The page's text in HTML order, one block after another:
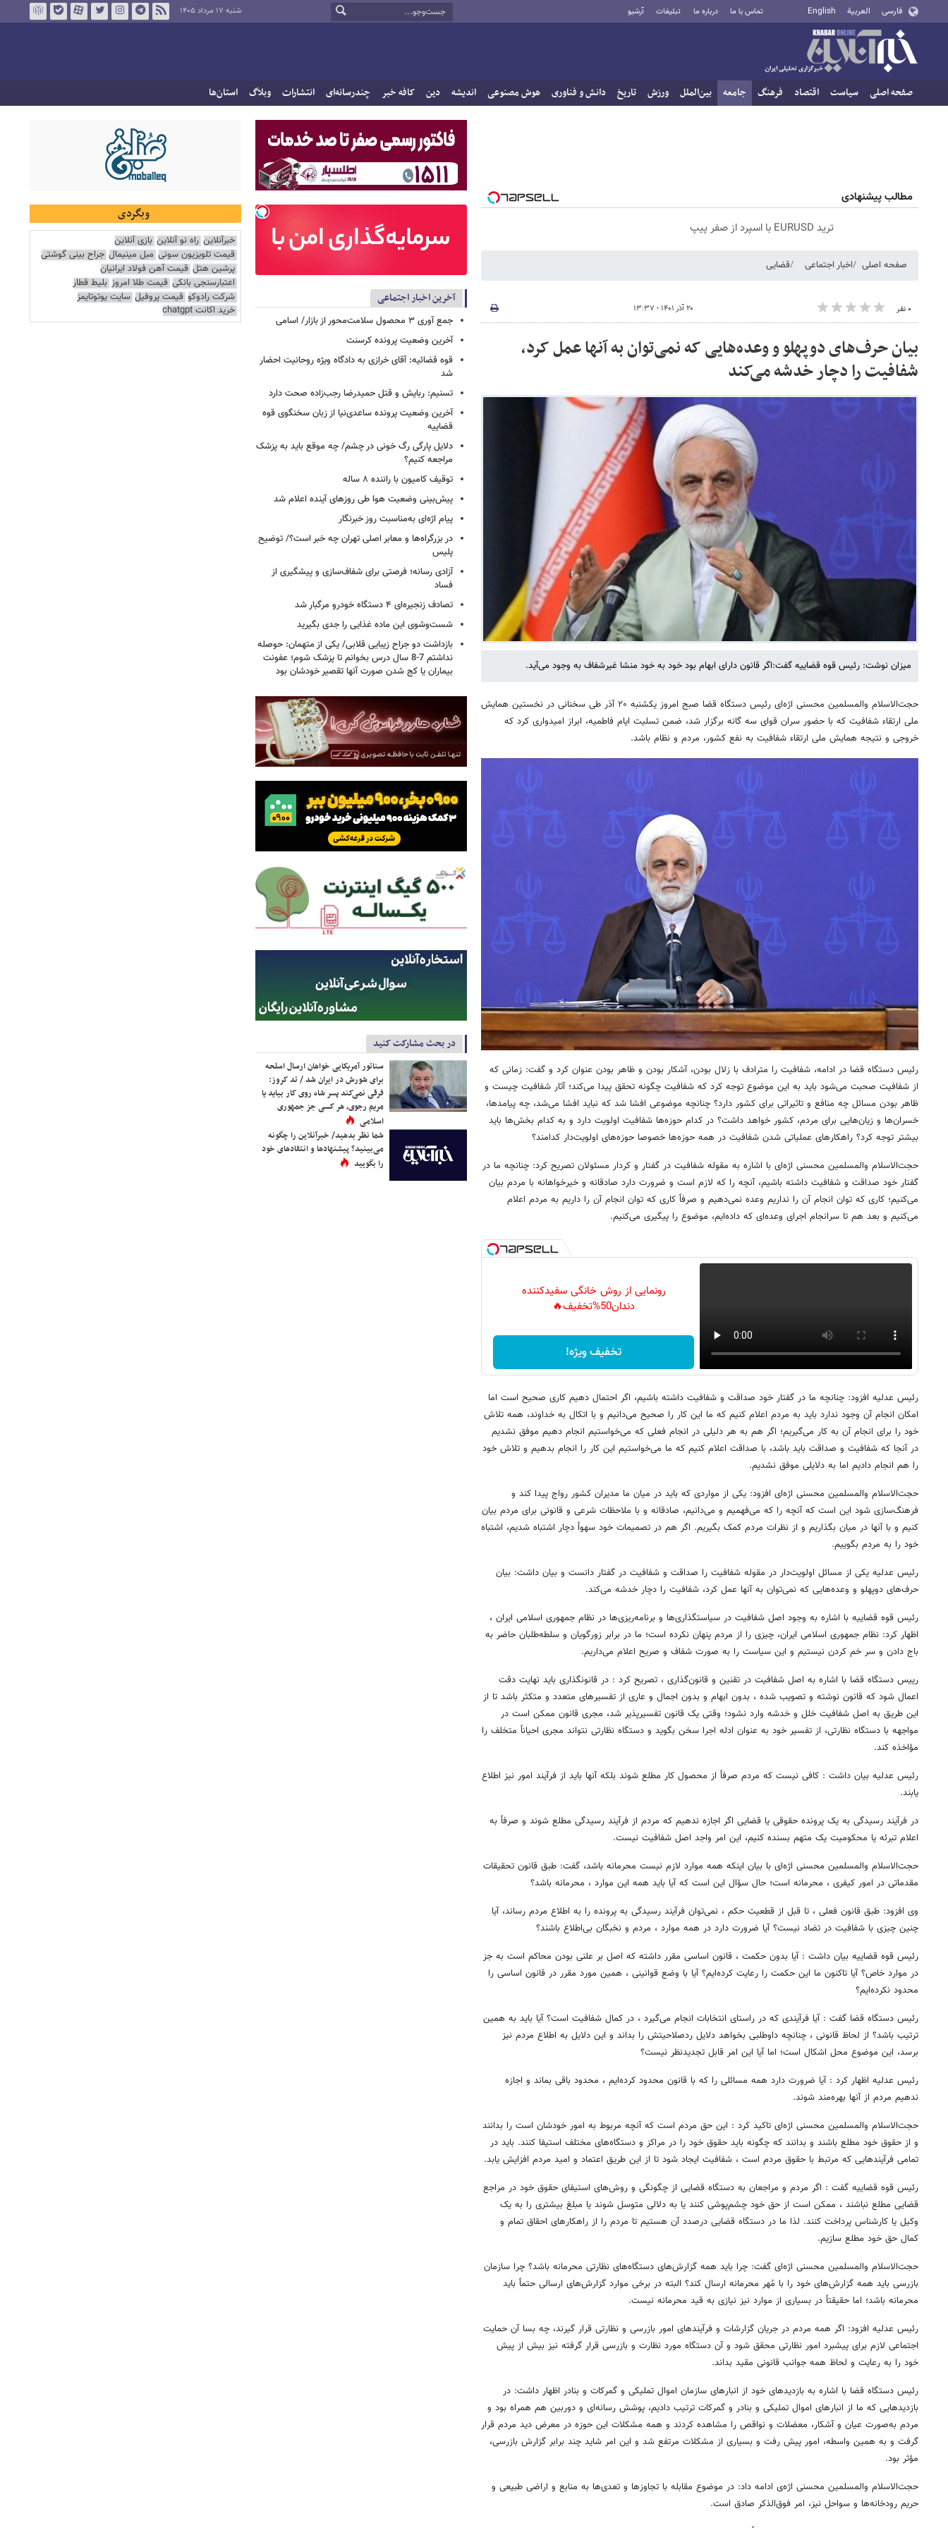
فارسی العربية English تماس با ما درباره ما تبلیغات آرشیو شنبه ۱۷ مرداد ۱۴۰۵
صفحه اصلی سیاست اقتصاد فرهنگ جامعه بین‌الملل ورزش تاریخ دانش و فناوری هوش مصنوعی اندیشه دین کافه خبر چندرسانه‌ای انتشارات وبلاگ استان‌ها
مطالب پیشنهادی
ترید EURUSD با اسپرد از صفر پیپ
صفحه اصلی اخبار اجتماعی قضایی
۰ نفر ۲۰ آذر ۱۴۰۱ - ۱۳:۳۷
بیان حرف‌های دوپهلو و وعده‌هایی که نمی‌توان به آنها عمل کرد،
شفافیت را دچار خدشه می‌کند
میزان نوشت: رئیس قوه قضاییه گفت:اگر قانون دارای ابهام بود خود به خود منشا غیرشفاف به وجود می‌آید.
حجت‌الاسلام والمسلمین محسنی اژه‌ای رئیس دستگاه قضا صبح امروز یکشنبه ۲۰ آذر طی سخنانی در نخستین همایش
ملی ارتقاء شفافیت که با حضور سران قوای سه گانه برگزار شد، ضمن تسلیت ایام فاطمیه، ابراز امیدواری کرد که
خروجی و نتیجه همایش ملی ارتقاء شفافیت به نفع کشور، مردم و نظام باشد.
رئیس دستگاه قضا در ادامه، شفافیت را مترادف با زلال بودن، آشکار بودن و ظاهر بودن عنوان کرد و گفت: زمانی که
از شفافیت صحبت می‌شود باید به این موضوع توجه کرد که شفافیت چگونه تحقق پیدا می‌کند؛ آثار شفافیت چیست و
ظاهر بودن مسائل چه منافع و تاثیراتی برای کشور دارد؟ چنانچه موضوعی افشا شد که نباید افشا می‌شد، چه پیامدها،
خسران‌ها و زیان‌هایی برای مردم، کشور خواهد داشت؟ در کدام حوزه‌ها شفافیت اولویت دارد و به کدام بخش‌ها باید
بیشتر توجه کرد؟ راهکارهای عملیاتی شدن شفافیت در همه حوزه‌ها خصوصا حوزه‌های اولویت‌دار کدامند؟
حجت‌الاسلام والمسلمین محسنی اژه‌ای با اشاره به مقوله شفافیت در گفتار و کردار مسئولان تصریح کرد: چنانچه ما در
گفتار خود صداقت و شفافیت داشته باشیم، آنچه‌ را که لازم است و ضرورت دارد صادقانه و خیرخواهانه با مردم بیان
می‌کنیم؛ کاری که توان انجام آن را نداریم وعده نمی‌دهیم و صرفاً کاری که توان انجام آن را داریم به مردم اعلام
می‌کنیم و بعد هم تا سرانجام اجرای وعده‌ای که داده‌ایم، موضوع را پیگیری می‌کنیم.
رونمایی از روش خانگی سفیدکننده
دندان50%تخفیف🔥
تخفیف ویژه!
رئیس عدلیه افزود: چنانچه ما در گفتار خود صداقت و شفافیت داشته باشیم، اگر احتمال دهیم کاری صحیح است اما
امکان انجام آن وجود ندارد باید به مردم اعلام‌ کنیم که ما این کار را صحیح می‌دانیم و با اتکال به خداوند، همه تلاش
خود را برای انجام آن به کار می‌گیریم؛ اگر هم به هر دلیلی در انجام فعلی که می‌خواستیم انجام دهیم موفق نشدیم
در آنجا که شفافیت و صداقت باید باشد، با صداقت اعلام کنیم که ما می‌خواستیم این کار را انجام بدهیم و تلاش خود
را هم انجام دادیم اما به دلایلی موفق نشدیم.
حجت‌الاسلام والمسلمین محسنی اژه‌ای افزود: یکی از مواردی که باید در میان ما مدیران کشور رواج‌ پیدا کند و
فرهنگ‌سازی شود این است که آنچه را که می‌فهمیم و می‌دانیم، صادقانه و با ملاحظات شرعی و قانونی برای مردم بیان
کنیم و با آنها در میان بگذاریم و از نظرات مردم کمک بگیریم. اگر هم در تصمیمات خود سهواً دچار اشتباه شدیم، اشتباه
خود را به مردم بگوییم.
رئیس عدلیه یکی از مسائل اولویت‌دار در مقوله شفافیت را صداقت و شفافیت در گفتار دانست و بیان داشت: بیان
حرف‌های دوپهلو و وعده‌هایی که نمی‌توان به آنها عمل کرد، شفافیت را دچار خدشه می‌کند.
رئیس قوه قضاییه با اشاره به وجود اصل شفافیت در سیاستگذاری‌ها و برنامه‌ریزی‌ها در نظام جمهوری اسلامی ایران ،
اظهار کرد: نظام جمهوری اسلامی ایران، چیزی را از مردم پنهان نکرده است؛ ما در برابر زورگویان و سلطه‌طلبان حاضر به
باج دادن و سر خم کردن نیستیم و این سیاست را به صورت شفاف و صریح اعلام می‌داریم.
رییس دستگاه قضا با اشاره به اصل شفافیت در تقنین و قانون‌گذاری ، تصریح کرد : در قانونگذاری باید نهایت دقت
اعمال شود که قانون نوشته و تصویب شده ، بدون ابهام و بدون اجمال و عاری از تفسیرهای متعدد و متکثر باشد تا از
این طریق به اصل شفافیت خلل و خدشه وارد نشود؛ وقتی یک قانون تفسیرپذیر شد، مجری قانون ممکن است در
مواجهه با دستگاه نظارتی، از تفسیر خود به عنوان ادله اجرا سخن بگوید و دستگاه نظارتی نتواند مجری احیاناً متخلف را
مؤاخذه کند.
رئیس عدلیه بیان داشت : کافی نیست که مردم صرفاً از محصول کار مطلع شوند بلکه آنها باید از فرآیند امور نیز اطلاع
یابند.
در فرآیند رسیدگی به یک پرونده حقوقی یا قضایی اگر اجازه ندهیم که مردم از فرآیند رسیدگی مطلع شوند و صرفاً به
اعلام تبرئه یا محکومیت یک متهم بسنده کنیم، این امر واجد اصل‌ شفافیت نیست.
حجت‌الاسلام والمسلمین محسنی اژه‌ای با بیان اینکه همه موارد لازم نیست محرمانه باشد، گفت: طبق قانون تحقیقات
مقدماتی در امور کیفری ، محرمانه است؛ حال سؤال این است که آیا باید همه این موارد ، محرمانه باشد؟
وی افزود: طبق قانون فعلی ، تا قبل از قطعیت حکم ، نمی‌توان فرآیند رسیدگی به پرونده را به اطلاع مردم رساند، آیا
چنین چیزی با شفافیت در تضاد نیست؟ آیا ضرورت دارد در همه موارد ، مردم و نخبگان بی‌اطلاع باشند؟
رئیس قوه قضاییه بیان داشت : آیا بدون حکمت ، قانون اساسی مقرر داشته که اصل بر علنی بودن محاکم است به جز
در موارد خاص؟ آیا تاکنون ما این حکمت را رعایت کرده‌ایم؟ آیا با وضع قوانینی ، همین مورد مقرر در قانون اساسی را
محدود نکرده‌ایم؟
رئیس دستگاه قضا گفت : آیا فرآیندی که در راستای انتخابات انجام می‌گیرد ، در کمال شفافیت است؟ آیا باید به همین
ترتیب باشد؟ از لحاظ قانونی ، چنانچه داوطلبی بخواهد دلایل ردصلاحیتش را بداند و این دلایل به اطلاع مردم نیز
برسد، این موضوع محل اشکال است؛ اما آیا این امر قابل تجدیدنظر نیست؟
رئیس عدلیه اظهار کرد : آیا ضرورت دارد همه مسائلی را که با قانون محدود کرده‌ایم ، محدود باقی بماند و اجازه
ندهیم مردم از آنها بهره‌مند شوند.
حجت‌الاسلام والمسلمین محسنی اژه‌ای تاکید کرد : این حق مردم است که آنچه مربوط به امور خودشان است را بدانند
و از حقوق خود مطلع باشند و بدانند که چگونه باید حقوق خود را در مراکز و دستگاه‌های مختلف استیفا کنند. باید در
تمامی فرآیندهایی که مرتبط با حقوق مردم است ، شفافیت ایجاد شود تا از این طریق اعتماد و امید مردم افزایش یابد.
رئیس قوه قضاییه گفت : اگر مردم و مراجعان به دستگاه قضایی از چگونگی و روش‌های استیفای حقوق خود در مراجع
قضایی مطلع نباشند ، ممکن است از حق خود چشم‌پوشی کنند یا به دلالی متوسل شوند یا مبلغ بیشتری را به یک
وکیل یا کارشناس پرداخت کنند. لذا ما در دستگاه قضایی درصدد آن هستیم تا مردم را از راهکارهای احقاق تمام و
کمال حق خود مطلع سازیم.
حجت‌الاسلام والمسلمین محسنی اژه‌ای گفت: چرا باید همه گزارش‌های دستگاه‌های نظارتی محرمانه باشد؟ چرا سازمان
بازرسی باید همه گزارش‌های خود را با مُهر محرمانه ارسال کند؟ البته در برخی موارد گزارش‌های ارسالی حتماً باید
محرمانه باشد؛ اما حقیقتاً در بسیاری از موارد نیز نیازی به قید محرمانه نیست.
رئیس عدلیه افزود: اگر همه مردم در جریان گزارشات و فرآیندهای امور بازرسی و نظارتی قرار گیرند، چه بسا آن حمایت
اجتماعی لازم برای پیشبرد امور نظارتی محقق شود و آن دستگاه مورد نظارت و بازرسی قرار گرفته نیز بیش از پیش
خود را به رعایت و لحاظ همه جوانب قانونی مقید بداند.
رئیس دستگاه قضا با اشاره به بازدیدهای خود از انبارهای سازمان اموال تملیکی و گمرکات و بنادر اظهار داشت: در
بازدیدهایی که ما از انبارهای اموال تملیکی و بنادر و گمرکات ترتیب دادیم، پوشش رسانه‌ای و دوربین هم همراه بود و
مردم به‌صورت عیان و آشکار، معضلات و نواقص را مشاهده کردند و همه مشکلات این حوزه در معرض دید مردم قرار
گرفت و به همین واسطه، امور پیش رفت و بسیاری از مشکلات مرتفع شد و این امر شاید چند برابر گزارش بازرسی،
مؤثر بود.
حجت‌الاسلام والمسلمین محسنی اژه‌ی ادامه داد: در موضوع مقابله با تجاوزها و تعدی‌ها به منابع و اراضی طبیعی و
حریم رودخانه‌ها و سواحل نیز، امر فوق‌الذکر صادق است.
آخرین اخبار اجتماعی
جمع آوری ۳ محصول سلامت‌محور از بازار/ اسامی
آخرین وضعیت پرونده کرسنت
قوه قضائیه: آقای خرازی به دادگاه ویژه روحانیت احضار
شد
تسنیم: ربایش و قتل حمیدرضا رجب‌زاده صحت دارد
آخرین وضعیت پرونده ساعدی‌نیا از زبان سخنگوی قوه
قضاییه
دلایل پارگی رگ خونی در چشم/ چه موقع باید به پزشک
مراجعه کنیم؟
توقیف کامیون با راننده ۸ ساله
پیش‌بینی وضعیت هوا طی روزهای آینده اعلام شد
پیام اژه‌ای به‌مناسبت روز خبرنگار
در بزرگراه‌ها و معابر اصلی تهران چه خبر است؟/ توضیح
پلیس
آزادی رسانه؛ فرصتی برای شفاف‌سازی و پیشگیری از
فساد
تصادف زنجیره‌ای ۴ دستگاه خودرو مرگبار شد
شست‌وشوی این ماده غذایی را جدی بگیرید
بازداشت دو جراح زیبایی قلابی/ یکی از متهمان: حوصله
نداشتم 7-8 سال درس بخوانم تا پزشک شوم؛ عفونت
بیماران یا کج شدن صورت آنها تقصیر خودشان بود
در بحث مشارکت کنید
سناتور آمریکایی خواهان ارسال اسلحه
برای شورش در ایران شد / تد کروز:
فرقی نمی‌کند پسر شاه روی کار بیاید یا
مریم رجوی، هر کسی جز جمهوری
اسلامی
شما نظر بدهید/ خبرآنلاین را چگونه
می‌بینید؟ پیشنهادها و انتقادهای خود
را بگویید
وبگردی
خبرآنلاین راه نو آنلاین بازی آنلاین
قیمت تلویزیون سونی مبل مینیمال جراح بینی گوشتی
پرشین هتل قیمت آهن فولاد ایرانیان
اعتبارسنجی بانکی قیمت طلا امروز بلیط قطار
شرکت رادوکو قیمت پروفیل سایت یوتوتایمز
خرید اکانت chatgpt